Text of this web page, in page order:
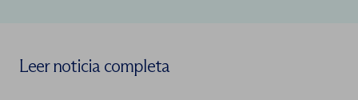
Leer noticia completa